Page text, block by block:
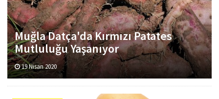
Muğla Datça'da Kırmızı Patates
Mutluluğu Yaşanıyor
19 Nisan 2020